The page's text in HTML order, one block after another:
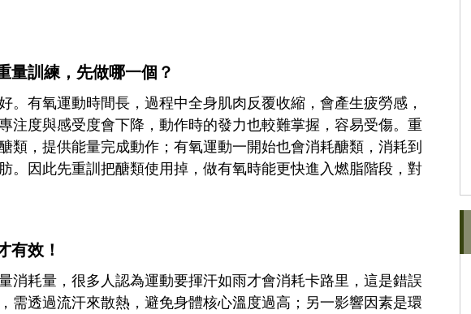
量訓練，先做哪一個？
。有氧運動時間長，過程中全身肌肉反覆收縮，會產生疲勞感，
注度與感受度會下降，動作時的發力也較難掌握，容易受傷。重
類，提供能量完成動作；有氧運動一開始也會消耗醣類，消耗到
。因此先重訓把醣類使用掉，做有氧時能更快進入燃脂階段，對
有效！
消耗量，很多人認為運動要揮汗如雨才會消耗卡路里，這是錯誤
需透過流汗來散熱，避免身體核心溫度過高；另一影響因素是環